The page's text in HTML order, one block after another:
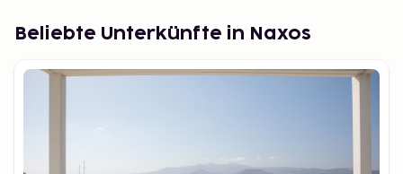
Romantische Orte und
Sonnenuntergänge
der Portara ist ein Muss – beobachten Sie, wie die
Beliebte Unterkünfte in Naxos